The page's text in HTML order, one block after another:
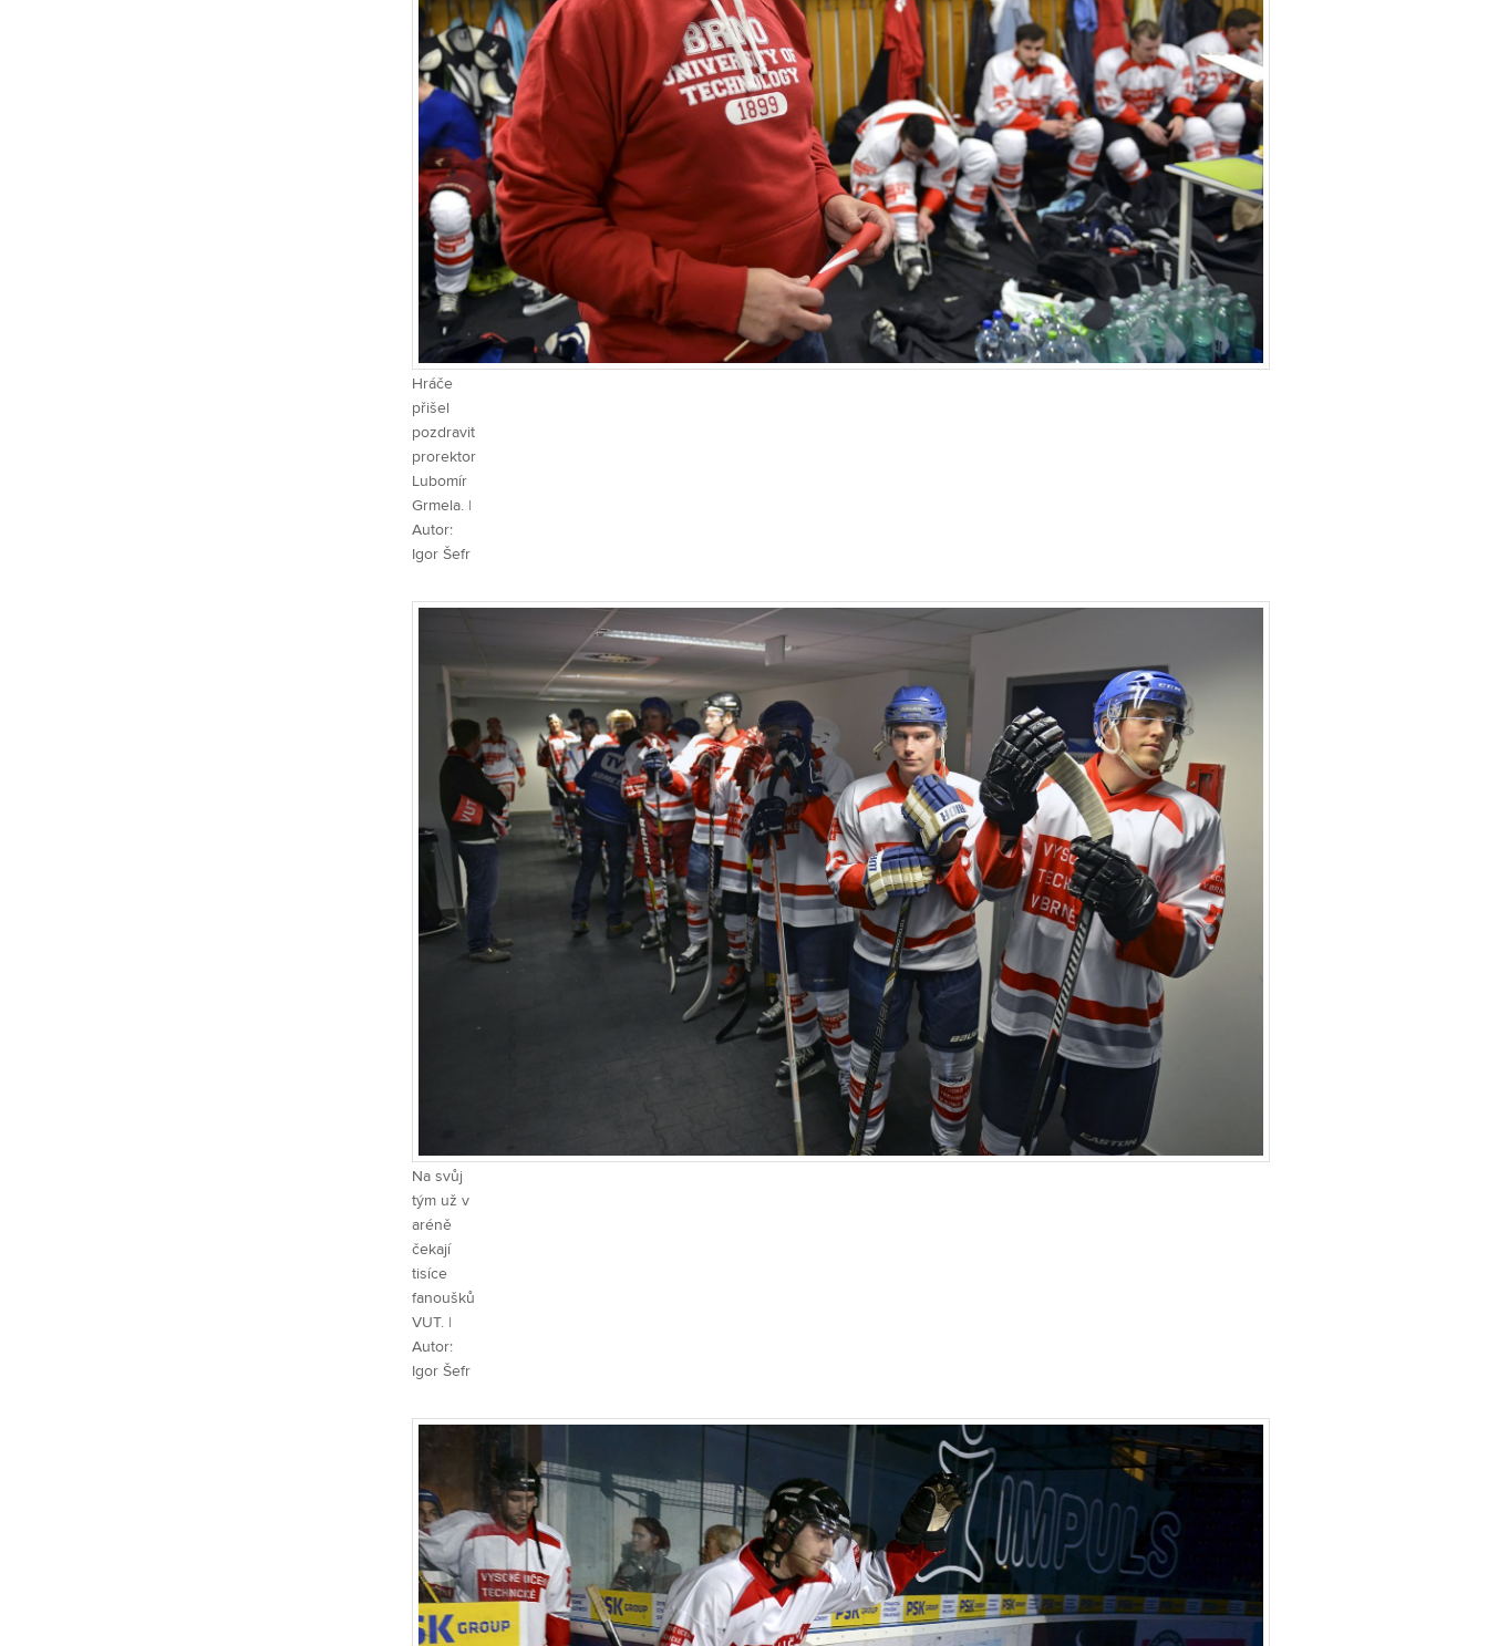
Hráče
přišel
pozdravit
prorektor
Lubomír
Grmela. |
Autor:
Igor Šefr
Na svůj
tým už v
aréně
čekají
tisíce
fanoušků
VUT. |
Autor:
Igor Šefr